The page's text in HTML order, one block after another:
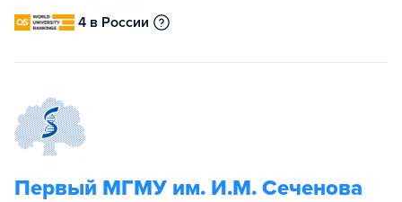
4 в России
Первый МГМУ им. И.М. Сеченова